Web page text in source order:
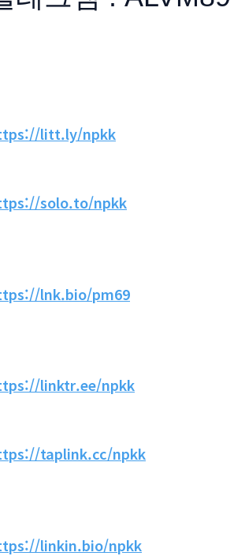
litt.ly/npkk
solo.to/npkk
lnk.bio/pm69
linktr.ee/npkk
taplink.cc/npkk
linkin.bio/npkk